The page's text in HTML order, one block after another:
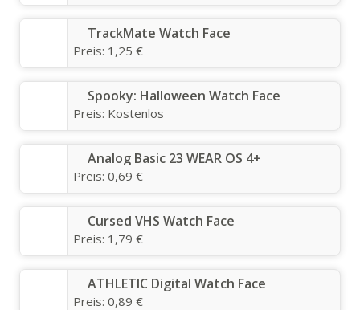
TrackMate Watch Face
Preis: 1,25 €
Spooky: Halloween Watch Face
Preis: Kostenlos
Analog Basic 23 WEAR OS 4+
Preis: 0,69 €
Cursed VHS Watch Face
Preis: 1,79 €
ATHLETIC Digital Watch Face
Preis: 0,89 €